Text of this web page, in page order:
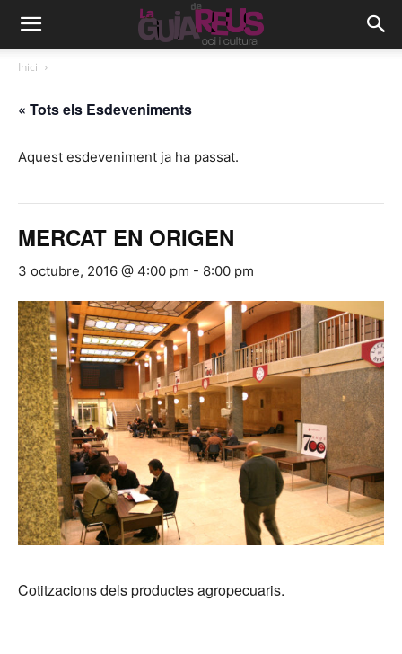
Inici
« Tots els Esdeveniments
Aquest esdeveniment ja ha passat.
MERCAT EN ORIGEN
3 octubre, 2016 @ 4:00 pm - 8:00 pm
Cotitzacions dels productes agropecuaris.